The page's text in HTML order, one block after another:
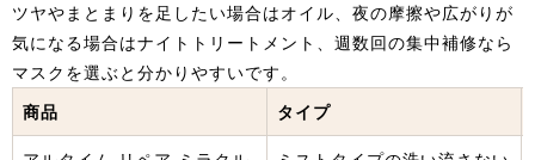
ツヤやまとまりを足したい場合はオイル、夜の摩擦や広がりが
気になる場合はナイトトリートメント、週数回の集中補修なら
マスクを選ぶと分かりやすいです。
商品
タイプ